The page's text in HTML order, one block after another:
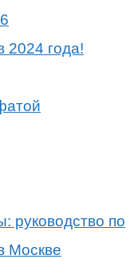
2024 года!
руководство по
Москве